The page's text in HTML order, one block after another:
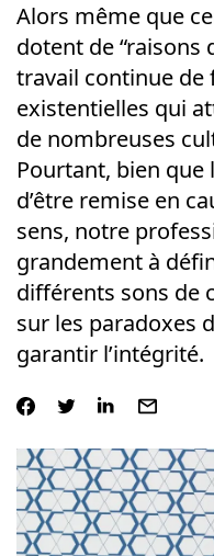
Alors même que
dotent de “raisons
travail continue de
existentielles qui
de nombreuses
Pourtant, bien que
d’être remise en
sens, notre
grandement à
différents sons de
sur les paradoxes
garantir l’intégrité.